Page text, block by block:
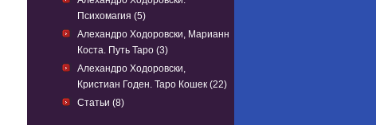
Психомагия (5)
Алехандро Ходоровски, Марианн
Коста. Путь Таро (3)
Алехандро Ходоровски,
Кристиан Годен. Таро Кошек (22)
Статьи (8)